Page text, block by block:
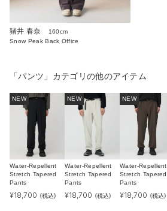
猪井 春奈
160cm
Snow Peak Back Office
「パンツ」カテゴリの他のアイテム
NEW
Water-Repellent
Stretch Tapered
Pants
¥18,700 (税込)
NEW
Water-Repellent
Stretch Tapered
Pants
¥18,700 (税込)
NEW
Water-Repellent
Stretch Tapered
Pants
¥18,700 (税込)